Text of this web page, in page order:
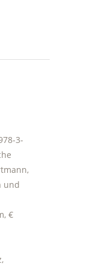
3-
und
€